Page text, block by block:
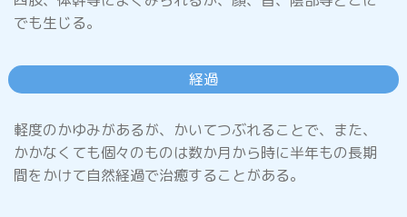
はしか(麻しん)
でも生じる。
経過
軽度のかゆみがあるが、かいてつぶれることで、また、
かかなくても個々のものは数か月から時に半年もの長期
間をかけて自然経過で治癒することがある。